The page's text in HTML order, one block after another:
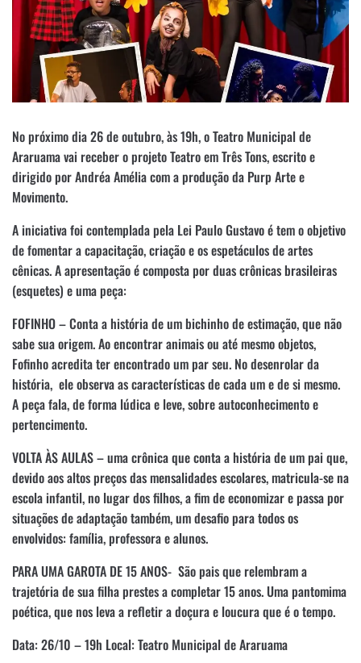
No próximo dia 26 de outubro, às 19h, o Teatro Municipal de
Araruama vai receber o projeto Teatro em Três Tons, escrito e
dirigido por Andréa Amélia com a produção da Purp Arte e
Movimento.
A iniciativa foi contemplada pela Lei Paulo Gustavo é tem o objetivo
de fomentar a capacitação, criação e os espetáculos de artes
cênicas. A apresentação é composta por duas crônicas brasileiras
(esquetes) e uma peça:
FOFINHO – Conta a história de um bichinho de estimação, que não
sabe sua origem. Ao encontrar animais ou até mesmo objetos,
Fofinho acredita ter encontrado um par seu. No desenrolar da
história, ele observa as características de cada um e de si mesmo.
A peça fala, de forma lúdica e leve, sobre autoconhecimento e
pertencimento.
VOLTA ÀS AULAS – uma crônica que conta a história de um pai que,
devido aos altos preços das mensalidades escolares, matricula-se na
escola infantil, no lugar dos filhos, a fim de economizar e passa por
situações de adaptação também, um desafio para todos os
envolvidos: família, professora e alunos.
PARA UMA GAROTA DE 15 ANOS- São pais que relembram a
trajetória de sua filha prestes a completar 15 anos. Uma pantomima
poética, que nos leva a refletir a doçura e loucura que é o tempo.
Data: 26/10 – 19h Local: Teatro Municipal de Araruama